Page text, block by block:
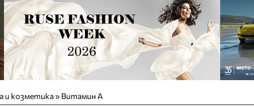
и козметика » Витамин А